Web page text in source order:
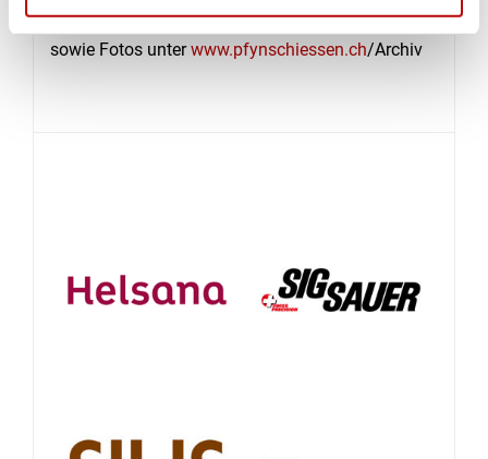
Alle Ranglisten Gewehr, Pistole, Armbrust etc.
sowie Fotos unterwww.pfynschiessen.ch/Archiv